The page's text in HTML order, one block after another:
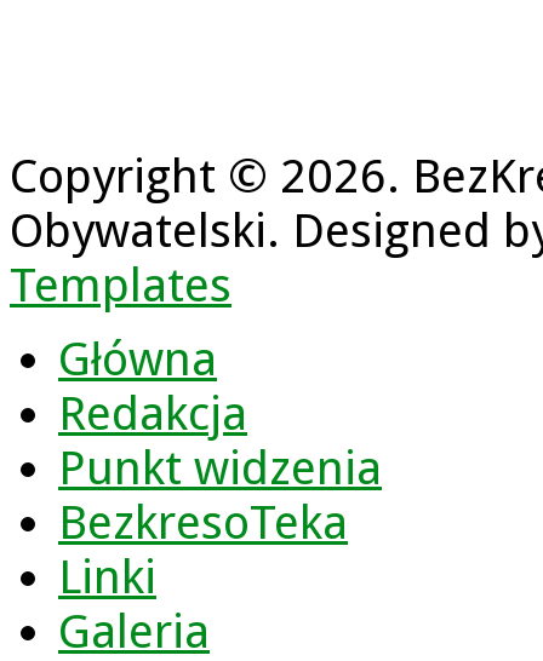
Copyright © 2026.
Obywatelski. Designed
Templates
Główna
Redakcja
Punkt widzenia
BezkresoTeka
Linki
Galeria